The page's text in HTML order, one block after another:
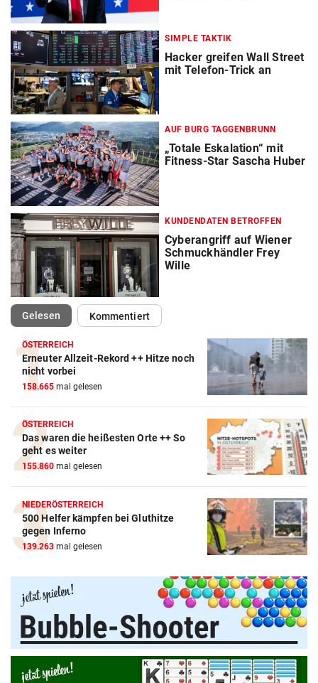
SIMPLE TAKTIK
Hacker greifen Wall Street
mit Telefon-Trick an
AUF BURG TAGGENBRUNN
„Totale Eskalation“ mit
Fitness-Star Sascha Huber
KUNDENDATEN BETROFFEN
Cyberangriff auf Wiener
Schmuckhändler Frey
Wille
Gelesen(ausgewählt)Kommentiert
ÖSTERREICH
Erneuter Allzeit-Rekord ++ Hitze noch
nicht vorbei
158.665 mal gelesen
ÖSTERREICH
Das waren die heißesten Orte ++ So
geht es weiter
155.860 mal gelesen
NIEDERÖSTERREICH
500 Helfer kämpfen bei Gluthitze
gegen Inferno
139.263 mal gelesen
Amazon-Kindle Vergleich
ZUM VERGLEICH
Apple-iPad Vergleich
ZUM VERGLEICH
Apple-iPhone Vergleich
ZUM VERGLEICH